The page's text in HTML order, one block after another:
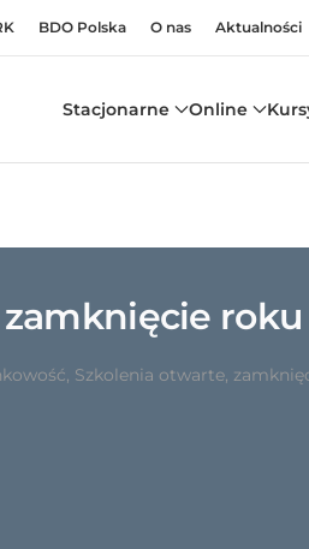
BDO Polska O nas Aktualności
Stacjonarne Online
roku
, Szkolenia otwarte,